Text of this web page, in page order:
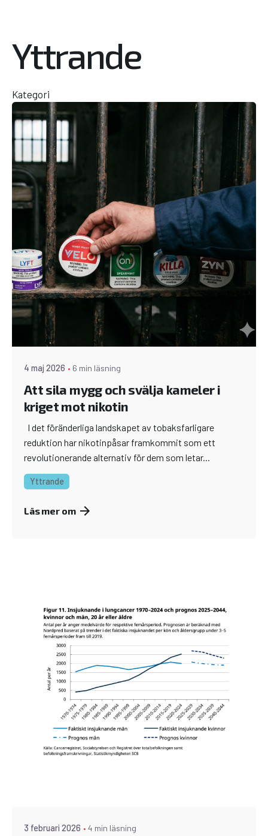
Yttrande
Kategori
4 maj 2026 6 min läsning
Att sila mygg och svälja kameler i
kriget mot nikotin
I det föränderliga landskapet av tobaksfarligare
reduktion har nikotinpåsar framkommit som ett
revolutionerande alternativ för dem som letar...
Yttrande
Läs mer om
3 februari 2026 4 min läsning